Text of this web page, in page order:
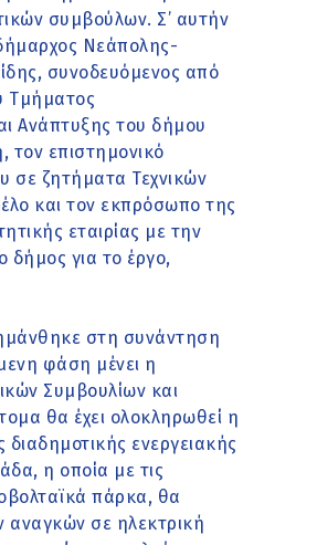
συμβούλων. Σ’ αυτήν
Νεάπολης-
συνοδευόμενος από
Τμήματος
Ανάπτυξης του δήμου
τον επιστημονικό
σε ζητήματα Τεχνικών
και τον εκπρόσωπο της
εταιρίας με την
δήμος για το έργο,
στη συνάντηση
φάση μένει η
Συμβουλίων και
θα έχει ολοκληρωθεί η
ενεργειακής
η οποία με τις
πάρκα, θα
αναγκών σε ηλεκτρική